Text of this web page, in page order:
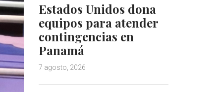
Estados Unidos dona
equipos para atender
contingencias en
Panamá
7 agosto, 2026